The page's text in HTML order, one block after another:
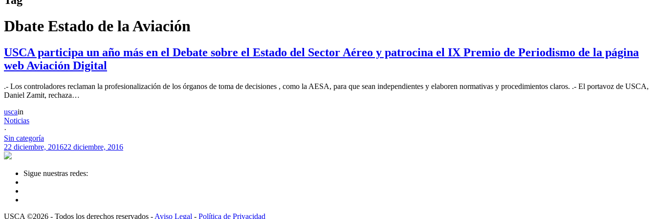
Dbate Estado de la Aviación
USCA participa un año más en el Debate sobre el Estado del Sector Aéreo y patrocina el IX Premio de Periodismo de la página
web Aviación Digital
.- Los controladores reclaman la profesionalización de los órganos de toma de decisiones , como la AESA, para que sean independientes y elaboren normativas y procedimientos claros. .- El portavoz de USCA,
Daniel Zamit, rechaza…
uscain
Noticias
·
Sin categoría
22 diciembre, 201622 diciembre, 2016
Sigue nuestras redes:
USCA ©2026 - Todos los derechos reservados - Aviso Legal - Política de Privacidad